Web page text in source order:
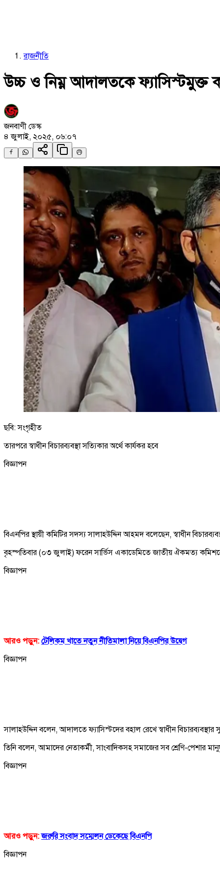
রাজনীতি
উচ্চ ও নিম্ন আদালতকে ফ্যাসিস্টমুক্ত
জনবাণী ডেস্ক
৪ জুলাই, ২০২৫, ০৬:০৭
ছবি: সংগৃহীত
তারপরে স্বাধীন বিচারব্যবস্থা সত্যিকার অর্থে কার্যকর হবে
বিজ্ঞাপন
বিএনপির স্থায়ী কমিটির সদস্য সালাহউদ্দিন আহমদ বলেছেন, স্বাধীন
বৃহস্পতিবার (০৩ জুলাই) ফরেন সার্ভিস একাডেমিতে জাতীয় ঐকমত্য
বিজ্ঞাপন
আরও পড়ুন: টেলিকম খাতে নতুন নীতিমালা নিয়ে বিএনপির উদ্বেগ
বিজ্ঞাপন
সালাহউদ্দিন বলেন, আদালতে ফ্যাসিস্টদের বহাল রেখে স্বাধীন
তিনি বলেন, আমাদের নেতাকর্মী, সাংবাদিকসহ সমাজের সব শ্রেণি-পেশার
বিজ্ঞাপন
আরও পড়ুন: জরুরি সংবাদ সম্মেলন ডেকেছে বিএনপি
বিজ্ঞাপন